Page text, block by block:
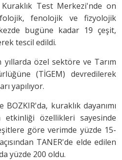
Test Merkezi'nde on
fenolojik ve fizyolojik
bugüne kadar 19 çeşit,
tescil edildi.
özel sektöre ve Tarım
(TİGEM) devredilerek
yapılıyor.
kuraklık dayanımı
özellikleri sayesinde
göre verimde yüzde 15-
TANER'de elde edilen
yüzde 200 oldu.